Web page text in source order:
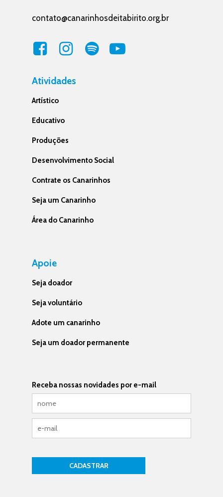
contato@canarinhosdeitabirito.org.br
Atividades
Artístico
Educativo
Produções
Desenvolvimento Social
Contrate os Canarinhos
Seja um Canarinho
Área do Canarinho
Apoie
Seja doador
Seja voluntário
Adote um canarinho
Seja um doador permanente
Receba nossas novidades por e-mail